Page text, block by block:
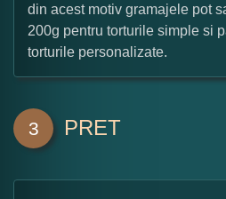
din acest motiv gramajele pot
200g pentru torturile simple si
torturile personalizate.
3 PRET